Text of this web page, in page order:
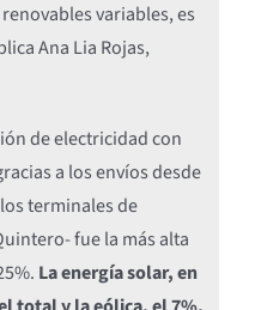
variables, es
Ana Lia Rojas,
de electricidad con
a los envíos desde
terminales de
fue la más alta
La energía solar, en